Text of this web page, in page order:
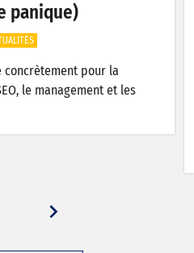
panique)
concrètement pour la
le management et les